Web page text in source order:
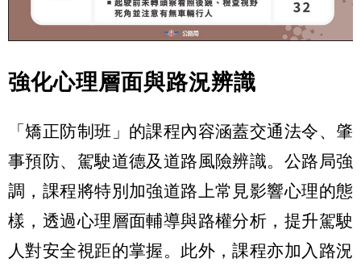
強化心理層面與路況辨識
「矯正防制班」的課程內容涵蓋交通法令、肇
事預防、駕駛道德及道路風險辨識。公路局強
調，課程將特別加強道路上常見影響心理的態
樣，透過心理層面輔導與路權分析，提升駕駛
人對安全視距的掌握。此外，課程亦加入路況